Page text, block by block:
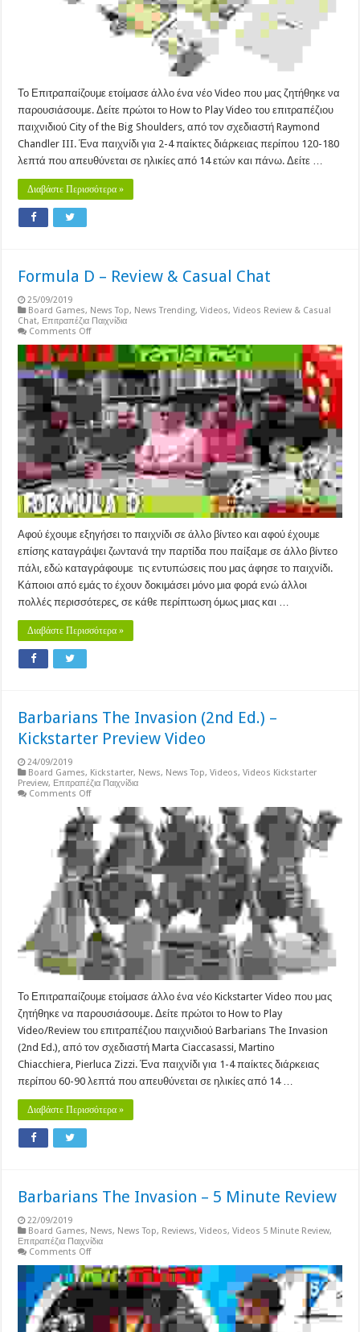
Το Επιτραπαίζουμε ετοίμασε άλλο ένα νέο Video που μας ζητήθηκε να
παρουσιάσουμε. Δείτε πρώτοι το How to Play Video του επιτραπέζιου
παιχνιδιού City of the Big Shoulders, από τον σχεδιαστή Raymond
Chandler III. Ένα παιχνίδι για 2-4 παίκτες διάρκειας περίπου 120-180
λεπτά που απευθύνεται σε ηλικίες από 14 ετών και πάνω. Δείτε …
Διαβάστε Περισσότερα »
Formula D – Review & Casual Chat
25/09/2019
Board Games, News Top, News Trending,Videos,Videos Review & Casual
Chat, Επιτραπέζια Παιχνίδια
Comments Offon
D
–
Review
&
Casual
Chat
Αφού έχουμε εξηγήσει το παιχνίδι σε άλλο βίντεο και αφού έχουμε
επίσης καταγράψει ζωντανά την παρτίδα που παίξαμε σε άλλο βίντεο
πάλι, εδώ καταγράφουμε τις εντυπώσεις που μας άφησε το παιχνίδι.
Κάποιοι από εμάς το έχουν δοκιμάσει μόνο μια φορά ενώ άλλοι
πολλές περισσότερες, σε κάθε περίπτωση όμως μιας και …
Διαβάστε Περισσότερα »
Barbarians The Invasion (2nd Ed.) –
Kickstarter Preview Video
24/09/2019
Board Games, Kickstarter, News, News Top,Videos,Videos Kickstarter
Preview, Επιτραπέζια Παιχνίδια
Comments Offon
The
Invasion
(2nd
–
Kickstarter
Preview
Video
Το Επιτραπαίζουμε ετοίμασε άλλο ένα νέο Kickstarter Video που μας
ζητήθηκε να παρουσιάσουμε. Δείτε πρώτοι το How to Play
Video/Review του επιτραπέζιου παιχνιδιού Barbarians The Invasion
(2nd Ed.), από τον σχεδιαστή Marta Ciaccasassi, Martino
Chiacchiera, Pierluca Zizzi. Ένα παιχνίδι για 1-4 παίκτες διάρκειας
περίπου 60-90 λεπτά που απευθύνεται σε ηλικίες από 14 …
Διαβάστε Περισσότερα »
Barbarians The Invasion – 5 Minute Review
22/09/2019
Board Games, News, News Top, Reviews,Videos,Videos 5 Minute Review,
Επιτραπέζια Παιχνίδια
Comments Offon
The
Invasion
–
Minute
Review